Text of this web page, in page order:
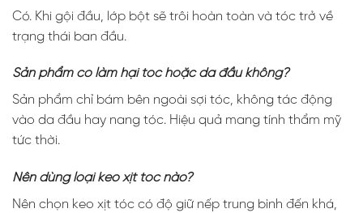
Có. Khi gội đầu, lớp bột sẽ trôi hoàn toàn và tóc trở về
trạng thái ban đầu.
Sản phẩm có làm hại tóc hoặc da đầu không?
Sản phẩm chỉ bám bên ngoài sợi tóc, không tác động
vào da đầu hay nang tóc. Hiệu quả mang tính thẩm mỹ
tức thời.
Nên dùng loại keo xịt tóc nào?
Nên chọn keo xịt tóc có độ giữ nếp trung bình đến khá,